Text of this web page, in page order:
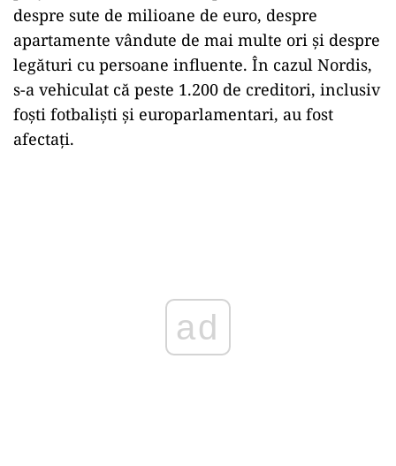
despre sute de milioane de euro, despre
apartamente vândute de mai multe ori și despre
legături cu persoane influente. În cazul Nordis,
s-a vehiculat că peste 1.200 de creditori, inclusiv
foști fotbaliști și europarlamentari, au fost
afectați.
ad